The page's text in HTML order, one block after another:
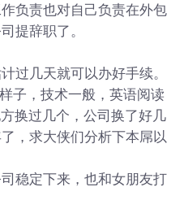
负责也对自己负责在外包
提辞职了。
过几天就可以办好手续。
子，技术一般，英语阅读
换过几个，公司换了好几
，求大侠们分析下本屌以
稳定下来，也和女朋友打